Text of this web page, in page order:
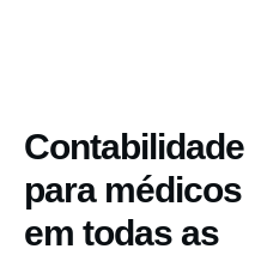
Contabilidade
para médicos
em todas as